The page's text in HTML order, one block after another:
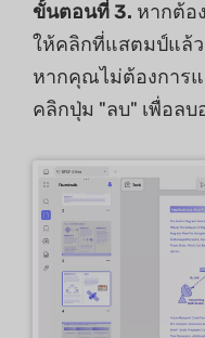
ขั้นตอนที่ 3. หากต้อ
ให้คลิกที่แสตมป์แล้
หากคุณไม่ต้องการ
คลิกปุ่ม "ลบ" เพื่อลบ